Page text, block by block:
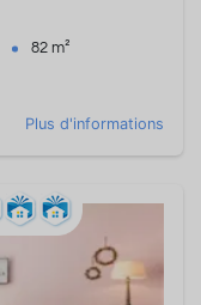
82 m²
Plus d'informations